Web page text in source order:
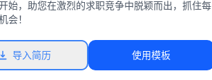
始，助您在激烈的求职竞争中脱颖而出，抓住每
会！
导入简历 使用模板